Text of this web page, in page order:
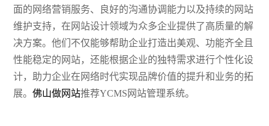
面的网络营销服务、良好的沟通协调能力以及持续的网站
维护支持，在网站设计领域为众多企业提供了高质量的解
决方案。他们不仅能够帮助企业打造出美观、功能齐全且
性能稳定的网站，还能根据企业的独特需求进行个性化设
计，助力企业在网络时代实现品牌价值的提升和业务的拓
展。佛山做网站推荐YCMS网站管理系统。